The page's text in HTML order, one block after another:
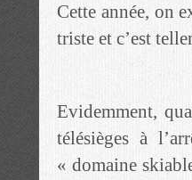
Cette année, on
triste et c’est
Evidemment,
télésièges à
« domaine